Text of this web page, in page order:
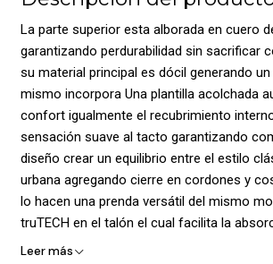
La parte superior esta alborada en cuero
garantizando perdurabilidad sin sacrificar
su material principal es dócil generando
mismo incorpora Una plantilla acolchada
confort igualmente el recubrimiento
sensación suave al tacto garantizando
diseño crear un equilibrio entre el estilo
urbana agregando cierre en cordones y
lo hacen una prenda versátil del mismo
truTECH en el talón el cual facilita la
la suela está elaborada en EVA
Leer más